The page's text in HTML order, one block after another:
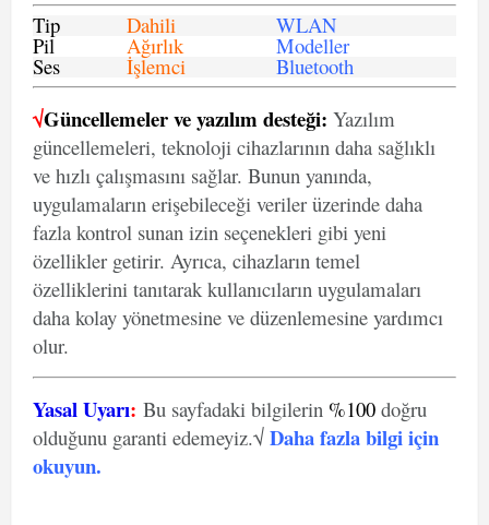
Tip
Dahili WLAN
Pil Ağırlık Modeller
Ses İşlemci Bluetooth
√Güncellemeler ve yazılım desteği: Yazılım
güncellemeleri, teknoloji cihazlarının daha sağlıklı
ve hızlı çalışmasını sağlar. Bunun yanında,
uygulamaların erişebileceği veriler üzerinde daha
fazla kontrol sunan izin seçenekleri gibi yeni
özellikler getirir. Ayrıca, cihazların temel
özelliklerini tanıtarak kullanıcıların uygulamaları
daha kolay yönetmesine ve düzenlemesine yardımcı
olur.
Yasal Uyarı: Bu sayfadaki bilgilerin %100 doğru
olduğunu garanti edemeyiz.√ Daha fazla bilgi için
okuyun.